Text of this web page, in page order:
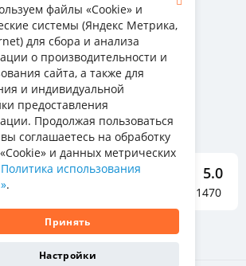
Вопрос-ответ
Обмен и возврат
Гарантия
5.0
Отзывы о нас 1470
файлы «Cookie» и
системы (Яндекс Метрика,
для сбора и анализа
о производительности и
сайта, а также для
и индивидуальной
предоставления
Продолжая пользоваться
соглашаетесь на обработку
и данных метрических
Политика использования
.
Принять
Настройки